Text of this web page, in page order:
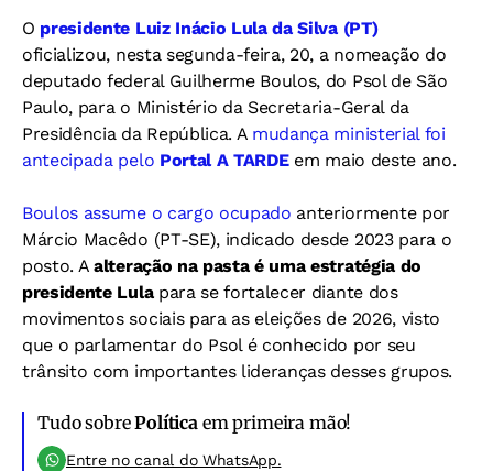
O presidente Luiz Inácio Lula da Silva (PT)
oficializou, nesta segunda-feira, 20, a nomeação do
deputado federal Guilherme Boulos, do Psol de São
Paulo, para o Ministério da Secretaria-Geral da
Presidência da República. A mudança ministerial foi
antecipada pelo Portal A TARDEem maio deste ano.
Boulos assume o cargo ocupado anteriormente por
Márcio Macêdo (PT-SE), indicado desde 2023 para o
posto. Aalteração na pasta é uma estratégia do
presidente Lulapara se fortalecer diante dos
movimentos sociais para as eleições de 2026, visto
que o parlamentar do Psol é conhecido por seu
trânsito com importantes lideranças desses grupos.
Tudo sobrePolíticaem primeira mão!
Entre no canal do WhatsApp.